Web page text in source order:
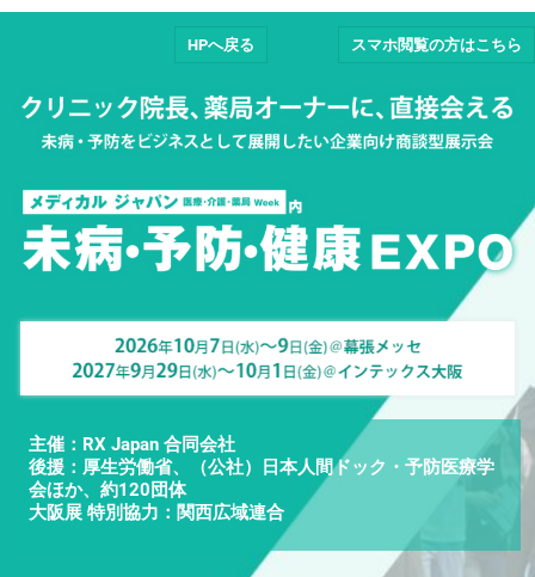
HPへ戻る スマホ閲覧の方はこちら
主催：RX Japan 合同会社
後援：厚生労働省、（公社）日本人間ドック・予防医療学
会ほか、約120団体
大阪展 特別協力：関西広域連合